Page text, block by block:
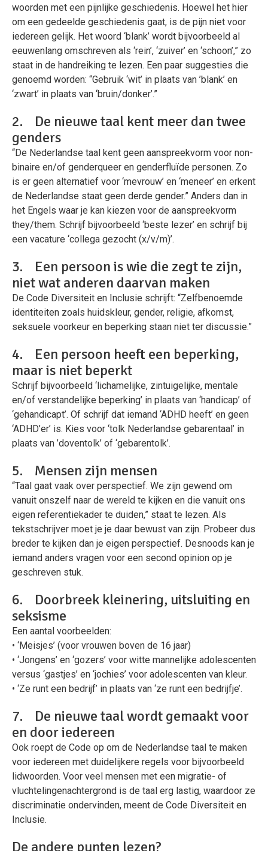
woorden met een pijnlijke geschiedenis. Hoewel het hier
om een gedeelde geschiedenis gaat, is de pijn niet voor
iedereen gelijk. Het woord ‘blank’ wordt bijvoorbeeld al
eeuwenlang omschreven als ‘rein’, ‘zuiver’ en ‘schoon’,” zo
staat in de handreiking te lezen. Een paar suggesties die
genoemd worden: “Gebruik ‘wit’ in plaats van ’blank’ en
‘zwart’ in plaats van ‘bruin/donker’.”
2. De nieuwe taal kent meer dan twee
genders
“De Nederlandse taal kent geen aanspreekvorm voor non-
binaire en/of genderqueer en genderfluïde personen. Zo
is er geen alternatief voor ‘mevrouw’ en ‘meneer’ en erkent
de Nederlandse staat geen derde gender.” Anders dan in
het Engels waar je kan kiezen voor de aanspreekvorm
they/them. Schrijf bijvoorbeeld ‘beste lezer’ en schrijf bij
een vacature ‘collega gezocht (x/v/m)’.
3. Een persoon is wie die zegt te zijn,
niet wat anderen daarvan maken
De Code Diversiteit en Inclusie schrijft: “Zelfbenoemde
identiteiten zoals huidskleur, gender, religie, afkomst,
seksuele voorkeur en beperking staan niet ter discussie.”
4. Een persoon heeft een beperking,
maar is niet beperkt
Schrijf bijvoorbeeld ‘lichamelijke, zintuigelijke, mentale
en/of verstandelijke beperking’ in plaats van ‘handicap’ of
‘gehandicapt’. Of schrijf dat iemand ‘ADHD heeft’ en geen
‘ADHD’er’ is. Kies voor ‘tolk Nederlandse gebarentaal’ in
plaats van ’doventolk’ of ‘gebarentolk’.
5. Mensen zijn mensen
“Taal gaat vaak over perspectief. We zijn gewend om
vanuit onszelf naar de wereld te kijken en die vanuit ons
eigen referentiekader te duiden,” staat te lezen. Als
tekstschrijver moet je je daar bewust van zijn. Probeer dus
breder te kijken dan je eigen perspectief. Desnoods kan je
iemand anders vragen voor een second opinion op je
geschreven stuk.
6. Doorbreek kleinering, uitsluiting en
seksisme
Een aantal voorbeelden:
• ‘Meisjes’ (voor vrouwen boven de 16 jaar)
• ‘Jongens’ en ‘gozers’ voor witte mannelijke adolescenten
versus ‘gastjes’ en ‘jochies’ voor adolescenten van kleur.
• ‘Ze runt een bedrijf’ in plaats van ‘ze runt een bedrijfje’.
7. De nieuwe taal wordt gemaakt voor
en door iedereen
Ook roept de Code op om de Nederlandse taal te maken
voor iedereen met duidelijkere regels voor bijvoorbeeld
lidwoorden. Voor veel mensen met een migratie- of
vluchtelingenachtergrond is de taal erg lastig, waardoor ze
discriminatie ondervinden, meent de Code Diversiteit en
Inclusie.
De andere punten lezen?